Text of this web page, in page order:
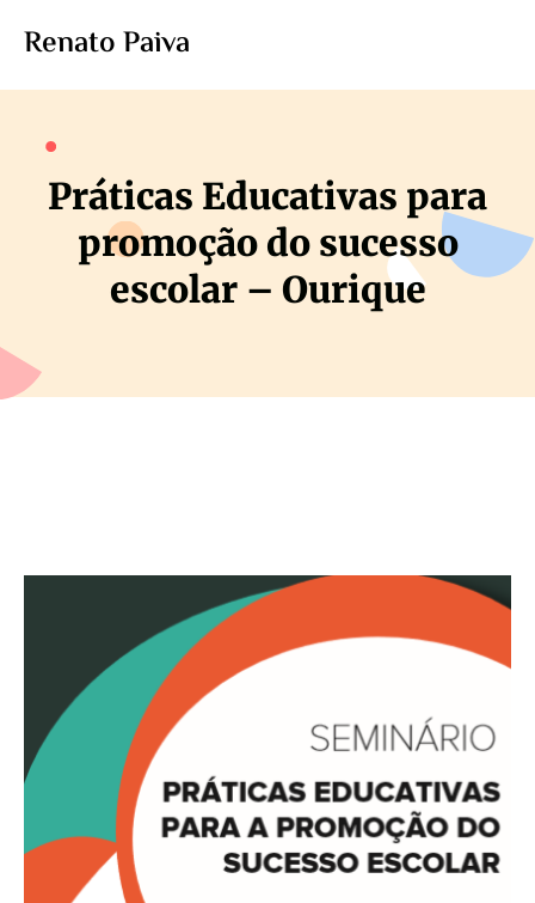
Renato Paiva
Práticas Educativas para
promoção do sucesso
escolar – Ourique